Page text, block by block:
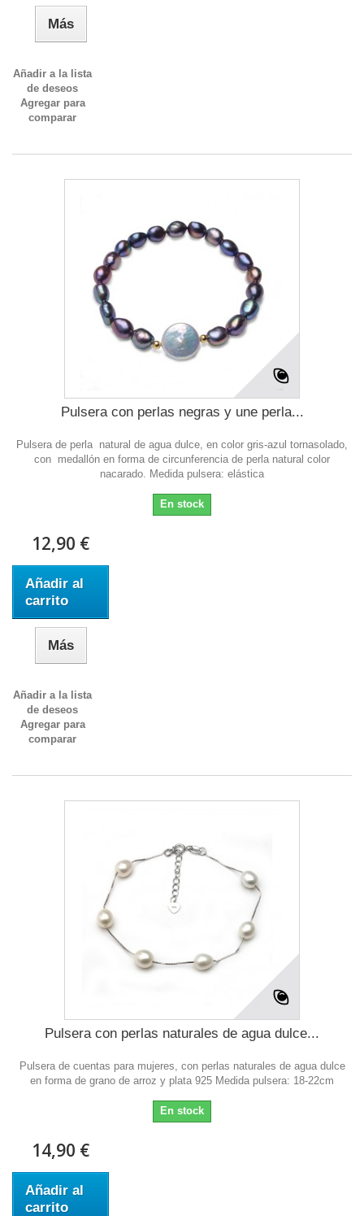
Más
Añadir a la lista
de deseos
Agregar para
comparar
Pulsera con perlas negras y une perla...
Pulsera de perla natural de agua dulce, en color gris-azul tornasolado,
con medallón en forma de circunferencia de perla natural color
nacarado. Medida pulsera: elástica
En stock
12,90 €
Añadir al
carrito
Más
Añadir a la lista
de deseos
Agregar para
comparar
Pulsera con perlas naturales de agua dulce...
Pulsera de cuentas para mujeres, con perlas naturales de agua dulce
en forma de grano de arroz y plata 925 Medida pulsera: 18-22cm
En stock
14,90 €
Añadir al
carrito